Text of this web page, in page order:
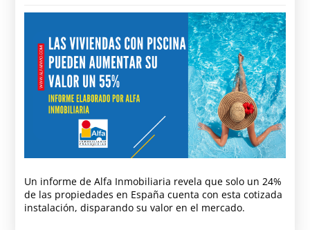
Un informe de Alfa Inmobiliaria revela que solo un 24%
de las propiedades en España cuenta con esta cotizada
instalación, disparando su valor en el mercado.